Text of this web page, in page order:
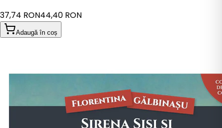
37,74 RON44,40 RON
Adaugă în coș